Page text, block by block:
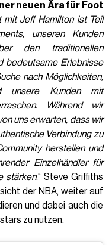
neuen Ära für Foot
mit Jeff Hamilton ist Teil
unseren Kunden
den traditionellen
bedeutsame Erlebnisse
nach Möglichkeiten,
unsere Kunden mit
Während wir
uns erwarten, dass wir
Verbindung zu
herstellen und
Einzelhändler für
stärken.“ Steve Griffiths
der NBA, weiter auf
und dabei auch die
zu nutzen.